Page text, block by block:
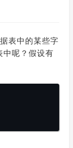
表中的某些字
中呢？假设有